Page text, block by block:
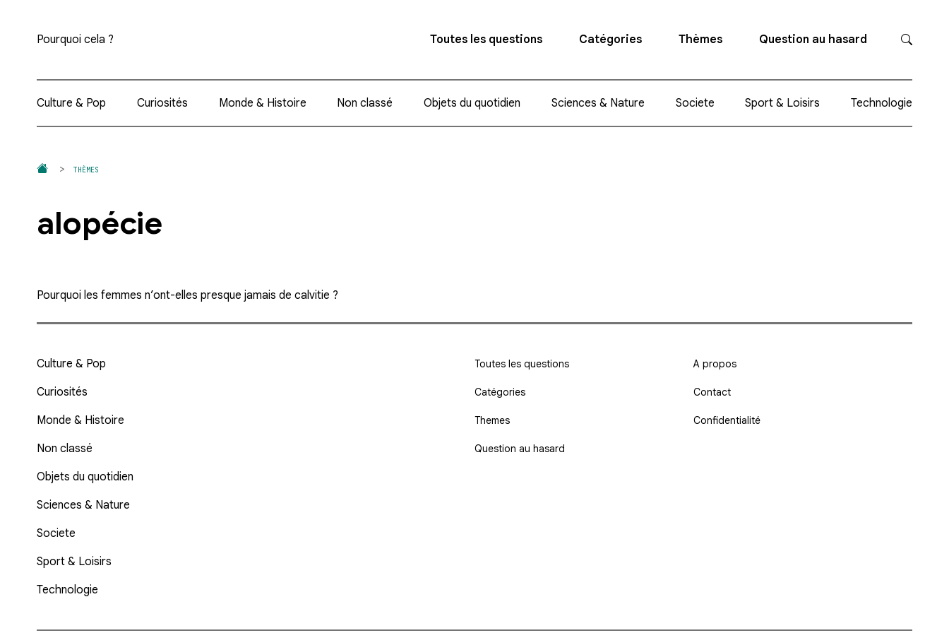
Pourquoi cela ? Toutes les questions Catégories Thèmes Question au hasard
Culture & Pop Curiosités Monde & Histoire Non classé Objets du quotidien Sciences & Nature Societe Sport & Loisirs Technologie
THÈMES
alopécie
Pourquoi les femmes n’ont-elles presque jamais de calvitie ?
Culture & Pop
Curiosités
Monde & Histoire
Non classé
Objets du quotidien
Sciences & Nature
Societe
Sport & Loisirs
Technologie
Toutes les questions
Catégories
Themes
Question au hasard
A propos
Contact
Confidentialité